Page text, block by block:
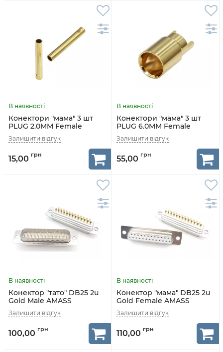
Конектори "мама" 3 шт
PLUG 2.0MM Female
AMASS
15,00
Конектори "мама" 3 шт
PLUG 6.0MM Female
AMASS
55,00
Конектор "тато" DB25 2u
Gold Male AMASS
100,00
Конектор "мама" DB25 2u
Gold Female AMASS
110,00